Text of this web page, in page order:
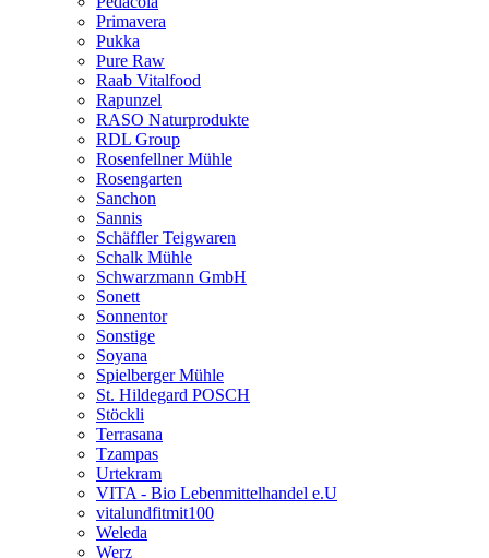
Primavera
Pukka
Pure Raw
Raab Vitalfood
Rapunzel
RASO Naturprodukte
RDL Group
Rosenfellner Mühle
Rosengarten
Sanchon
Sannis
Schäffler Teigwaren
Schalk Mühle
Schwarzmann GmbH
Sonett
Sonnentor
Sonstige
Soyana
Spielberger Mühle
St. Hildegard POSCH
Stöckli
Terrasana
Tzampas
Urtekram
VITA - Bio Lebenmittelhandel e.U
vitalundfitmit100
Weleda
Werz